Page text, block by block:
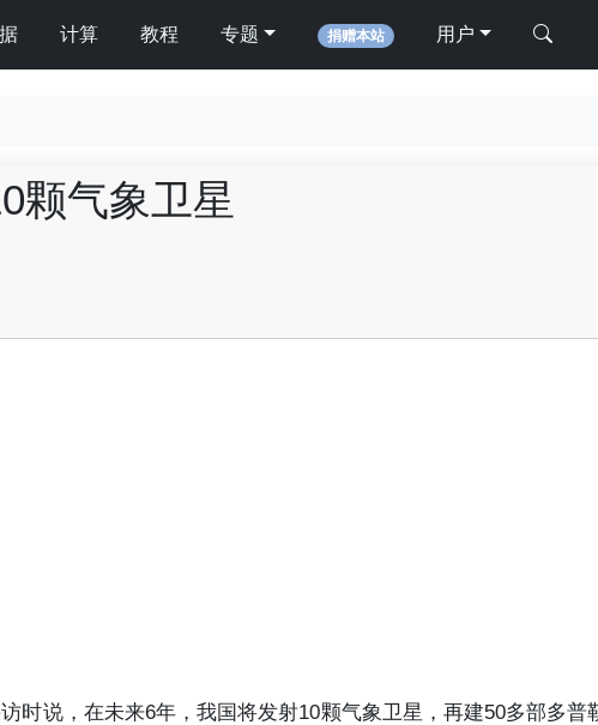
计算 教程 专题 捐赠本站 用户
颗气象卫星
时说，在未来6年，我国将发射10颗气象卫星，再建50多部多普